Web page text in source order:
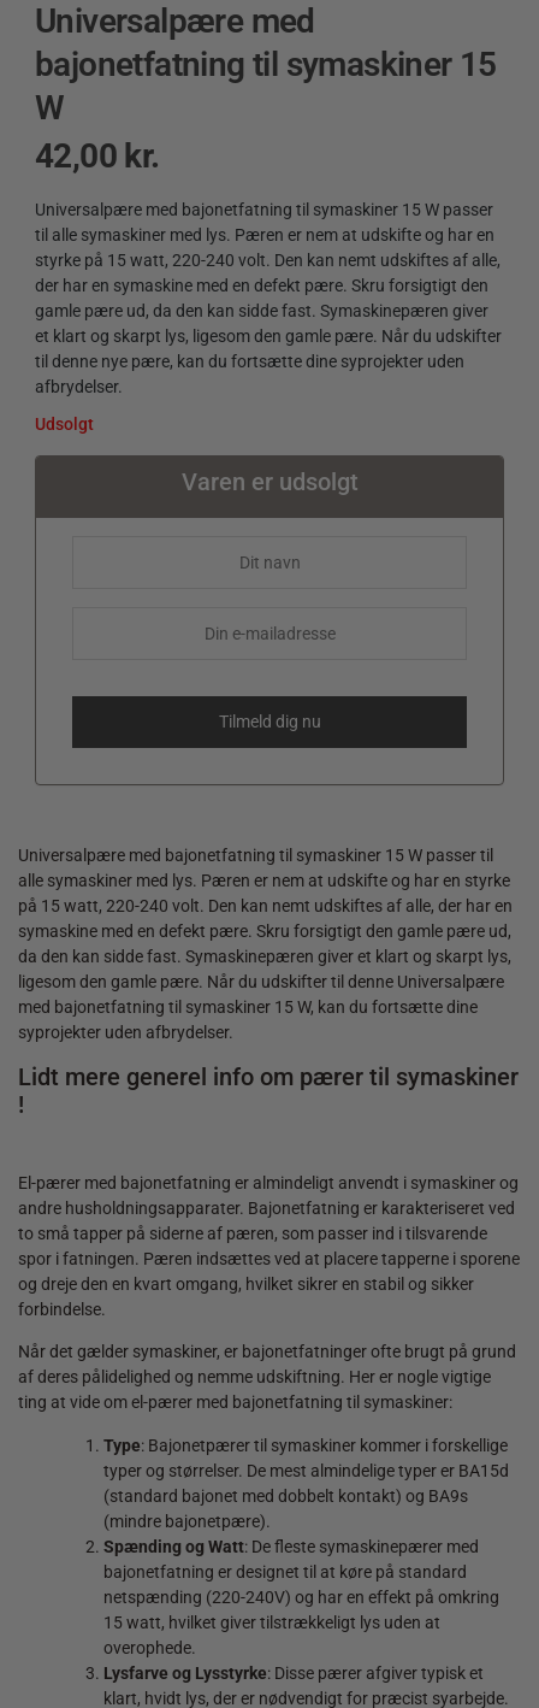
Universalpære med
bajonetfatning til symaskiner 15
W
42,00 kr.
Universalpære med bajonetfatning til symaskiner 15 W passer
til alle symaskiner med lys. Pæren er nem at udskifte og har en
styrke på 15 watt, 220-240 volt. Den kan nemt udskiftes af alle,
der har en symaskine med en defekt pære. Skru forsigtigt den
gamle pære ud, da den kan sidde fast. Symaskinepæren giver
et klart og skarpt lys, ligesom den gamle pære. Når du udskifter
til denne nye pære, kan du fortsætte dine syprojekter uden
afbrydelser.
Udsolgt
Varen er udsolgt
Universalpære med bajonetfatning til symaskiner 15 W passer til
alle symaskiner med lys. Pæren er nem at udskifte og har en styrke
på 15 watt, 220-240 volt. Den kan nemt udskiftes af alle, der har en
symaskine med en defekt pære. Skru forsigtigt den gamle pære ud,
da den kan sidde fast. Symaskinepæren giver et klart og skarpt lys,
ligesom den gamle pære. Når du udskifter til denne Universalpære
med bajonetfatning til symaskiner 15 W, kan du fortsætte dine
syprojekter uden afbrydelser.
Lidt mere generel info om pærer til symaskiner
!
El-pærer med bajonetfatning er almindeligt anvendt i symaskiner og
andre husholdningsapparater. Bajonetfatning er karakteriseret ved
to små tapper på siderne af pæren, som passer ind i tilsvarende
spor i fatningen. Pæren indsættes ved at placere tapperne i sporene
og dreje den en kvart omgang, hvilket sikrer en stabil og sikker
forbindelse.
Når det gælder symaskiner, er bajonetfatninger ofte brugt på grund
af deres pålidelighed og nemme udskiftning. Her er nogle vigtige
ting at vide om el-pærer med bajonetfatning til symaskiner:
Type: Bajonetpærer til symaskiner kommer i forskellige
typer og størrelser. De mest almindelige typer er BA15d
(standard bajonet med dobbelt kontakt) og BA9s
(mindre bajonetpære).
Spænding og Watt: De fleste symaskinepærer med
bajonetfatning er designet til at køre på standard
netspænding (220-240V) og har en effekt på omkring
15 watt, hvilket giver tilstrækkeligt lys uden at
overophede.
Lysfarve og Lysstyrke: Disse pærer afgiver typisk et
klart, hvidt lys, der er nødvendigt for præcist syarbejde.